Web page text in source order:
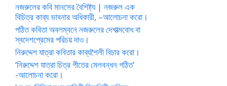
নজরুলের কবি মানসের বৈশিষ্ট্য | নজরুল এক
বিচিত্র কাব্য ভাবনার অধিকারী, –আলোচনা করো।
পঠিত কবিতা অবলম্বনে নজরুলের দেশাত্মবোধ বা
স্বদেশপ্রেমের পরিচয় দাও।
নিরুদ্দেশ যাত্রা কবিতার কাব্যশৈলী বিচার করো।
‘নিরুদ্দেশ যাত্রা চিত্র গীতের মেলবন্ধন গঠিত’
-আলোচনা করো।